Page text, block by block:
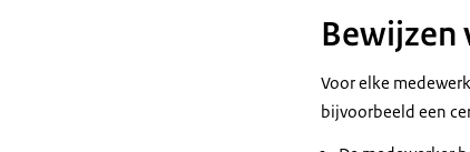
Bewijzen
Voor elke
bijvoorbeeld een